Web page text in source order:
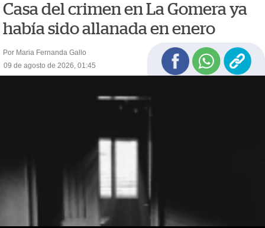
Casa del crimen en La Gomera ya
había sido allanada en enero
Por Maria Fernanda Gallo
09 de agosto de 2026, 01:45